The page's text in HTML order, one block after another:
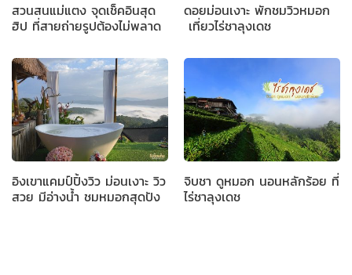
สวนสนแม่แตง จุดเช็คอินสุด
ฮิป ที่สายถ่ายรูปต้องไม่พลาด
ดอยม่อนเงาะ พักชมวิวหมอก
เที่ยวไร่ชาลุงเดช
อิงเขาแคมป์ปิ้งวิว ม่อนเงาะ วิว
สวย มีอ่างน้ำ ชมหมอกสุดปัง
จิบชา ดูหมอก นอนหลักร้อย ที่
ไร่ชาลุงเดช